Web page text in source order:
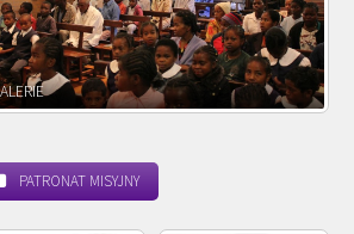
POWOŁANIE MISYJNE
PATRONAT MISYJNY